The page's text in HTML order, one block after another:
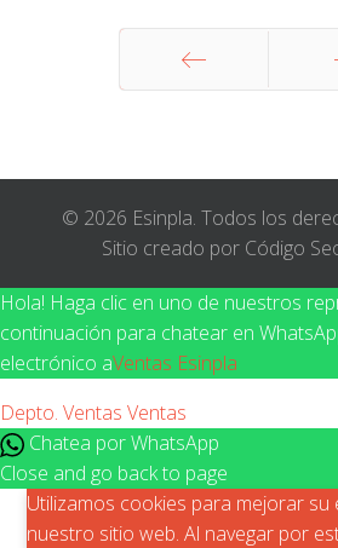
© 2026 Esinpla. Todos los
Sitio creado por Código
Hola! Haga clic en uno de nuestros
continuación para chatear en
electrónico aVentas Esinpla
Depto. Ventas Ventas
Chatea por WhatsApp
Close and go back to page
Utilizamos cookies para mejorar su
nuestro sitio web. Al navegar por